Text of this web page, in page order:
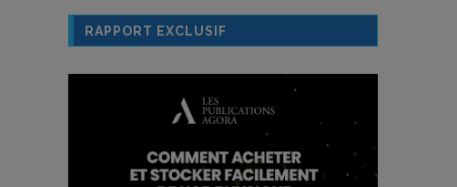
RAPPORT EXCLUSIF